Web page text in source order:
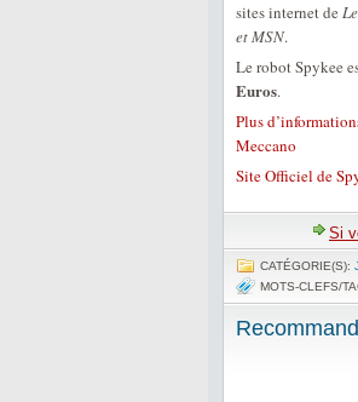
sites internet de
et MSN.
Le robot Spykee
Euros.
Plus
Meccano
Site Officiel de
Si
CATÉGORIE(S):
MOTS-CLEFS/